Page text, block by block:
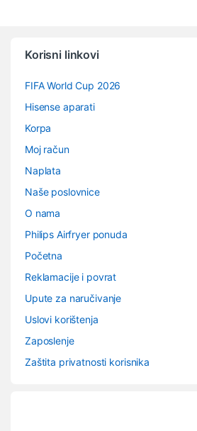
Korisni linkovi
FIFA World Cup 2026
Hisense aparati
Korpa
Moj račun
Naplata
Naše poslovnice
O nama
Philips Airfryer ponuda
Početna
Reklamacije i povrat
Upute za naručivanje
Uslovi korištenja
Zaposlenje
Zaštita privatnosti korisnika